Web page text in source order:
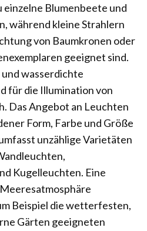
Blumenbeete und
während kleine Strahlern
von Baumkronen oder
geeignet sind.
wasserdichte
für die Illumination von
Das Angebot an Leuchten
Form, Farbe und Größe
unzählige Varietäten
Kugelleuchten. Eine
Beispiel die wetterfesten,
Gärten geeigneten